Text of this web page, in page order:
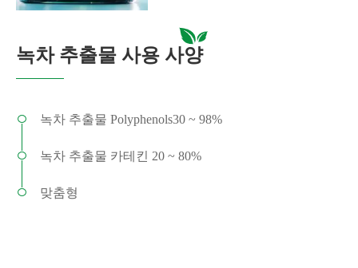
녹차 추출물 사용 사양
녹차 추출물 Polyphenols30 ~ 98%
녹차 추출물 카테킨 20 ~ 80%
맞춤형